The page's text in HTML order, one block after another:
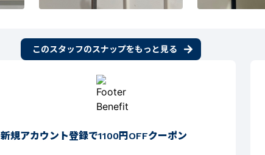
このスタッフのスナップをもっと見る
新規アカウント登録で1100円OFFクーポン